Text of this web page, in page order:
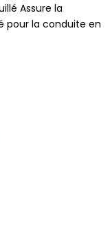
Assure la
pour la conduite en